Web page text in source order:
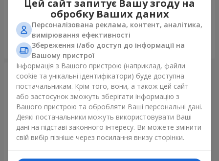
Замовити
золото"
Замовити
Цей сайт запитує Вашу згоду на
обробку Ваших даних
Персоналізована реклама, контент, аналітика,
вимірювання ефективності
Збереження і/або доступ до інформації на
Вашому пристрої
Інформація з Вашого пристрою (наприклад, файли
cookie та унікальні ідентифікатори) буде доступна
постачальникам. Крім того, вони, а також цей сайт
або застосунок зможуть зберігати інформацію з
Вашого пристрою та обробляти Ваші персональні дані.
Деякі постачальники можуть використовувати Ваші
дані на підставі законного інтересу. Ви можете змінити
свій вибір пізніше через посилання внизу сторінки.